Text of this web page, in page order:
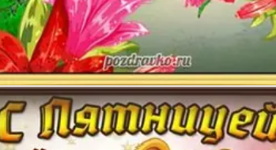
хорошей пятницы друзья